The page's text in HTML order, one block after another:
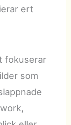
ert
fokuserar
som